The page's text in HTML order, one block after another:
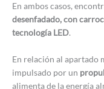
En ambos casos,
desenfadado, con
tecnología LED.
En relación al apartado
impulsado por un
alimenta de la energía